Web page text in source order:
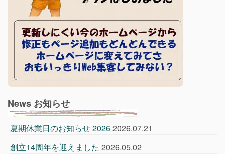
News お知らせ
夏期休業日のお知らせ 20262026.07.21
創立14周年を迎えました 2026.05.02